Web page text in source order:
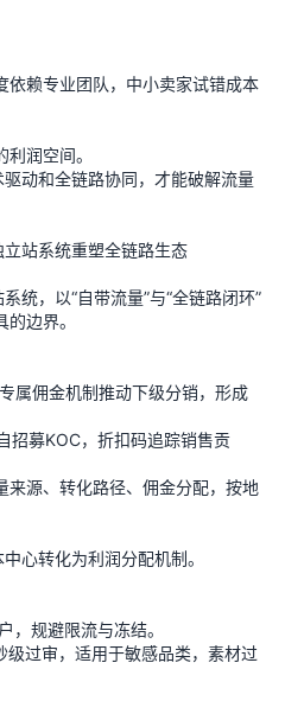
依赖专业团队，中小卖家试错成本
润空间。
动和全链路协同，才能破解流量
站系统重塑全链路生态
统，以“自带流量”与“全链路闭环”
边界。
属佣金机制推动下级分销，形成
招募KOC，折扣码追踪销售贡
来源、转化路径、佣金分配，按地
心转化为利润分配机制。
，规避限流与冻结。
过审，适用于敏感品类，素材过